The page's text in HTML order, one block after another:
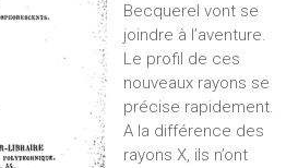
Becquerel vont se
joindre à l’aventure.
Le profil de ces
nouveaux rayons se
précise rapidement.
A la différence des
rayons X, ils n’ont